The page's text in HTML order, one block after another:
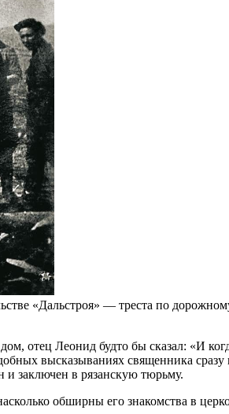
«Дальстроя» — треста по
отец Леонид будто бы сказал: «И
высказываниях священника
и заключен в рязанскую тюрьму.
обширны его знакомства в